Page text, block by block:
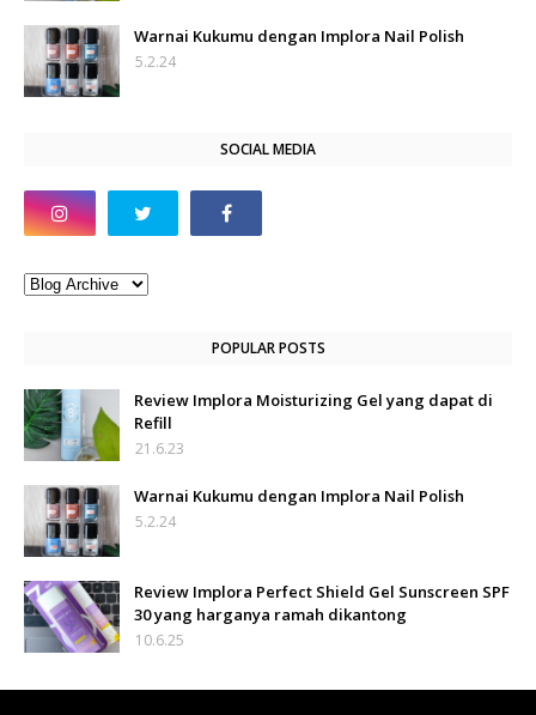
Warnai Kukumu dengan Implora Nail Polish
5.2.24
SOCIAL MEDIA
POPULAR POSTS
Review Implora Moisturizing Gel yang dapat di
Refill
21.6.23
Warnai Kukumu dengan Implora Nail Polish
5.2.24
Review Implora Perfect Shield Gel Sunscreen SPF
30 yang harganya ramah dikantong
10.6.25